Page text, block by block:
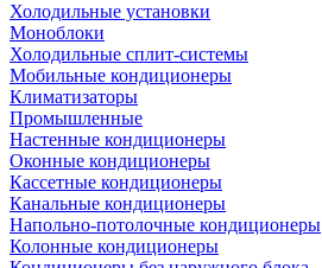
Холодильные установки
Моноблоки
Холодильные сплит-системы
Мобильные кондиционеры
Климатизаторы
Промышленные
Настенные кондиционеры
Оконные кондиционеры
Кассетные кондиционеры
Канальные кондиционеры
Напольно-потолочные кондиционеры
Колонные кондиционеры